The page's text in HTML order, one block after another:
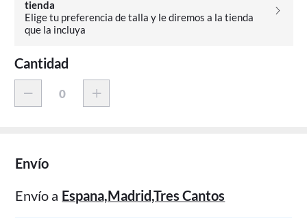
tienda
Elige tu preferencia de talla y le diremos a la tienda
que la incluya
Cantidad
Envío
Envío a Espana,Madrid,Tres Cantos